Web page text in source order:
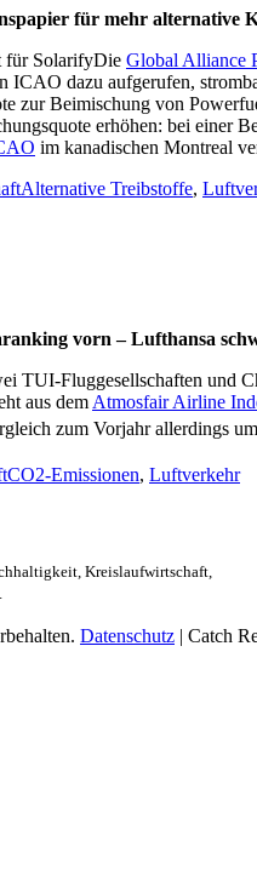
für mehr alternative
Die Global Alliance
dazu aufgerufen,
zur Beimischung von
erhöhen: bei einer
im kanadischen Montreal
Schlagworte
Alternative Treibstoffe,
vorn – Lufthansa
TUI-Fluggesellschaften und
aus dem Atmosfair Airline
zum Vorjahr allerdings
Schlagworte
CO2-Emissionen, Luftverkehr
Kreislaufwirtschaft,
Datenschutz | Catch